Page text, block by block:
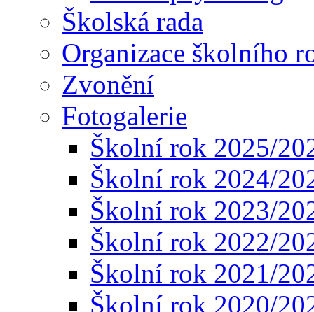
Školská rada
Organizace školního
Zvonění
Fotogalerie
Školní rok 2025/
Školní rok 2024/
Školní rok 2023/
Školní rok 2022/
Školní rok 2021/
Školní rok 2020/